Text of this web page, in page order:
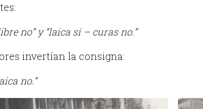
no” y “laica sí – curas no.”
invertían la consigna:
no.”